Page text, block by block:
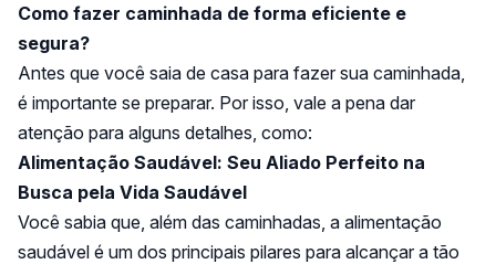
Como fazer caminhada de forma eficiente e
segura?
Antes que você saia de casa para fazer sua caminhada,
é importante se preparar. Por isso, vale a pena dar
atenção para alguns detalhes, como:
Alimentação Saudável: Seu Aliado Perfeito na
Busca pela Vida Saudável
Você sabia que, além das caminhadas, a alimentação
saudável é um dos principais pilares para alcançar a tão